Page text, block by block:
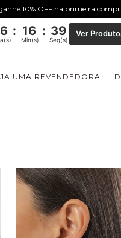
10% OFF na primeira
: 16 : 38
Min(s) Seg(s)
Ver
UMA REVENDEDORA